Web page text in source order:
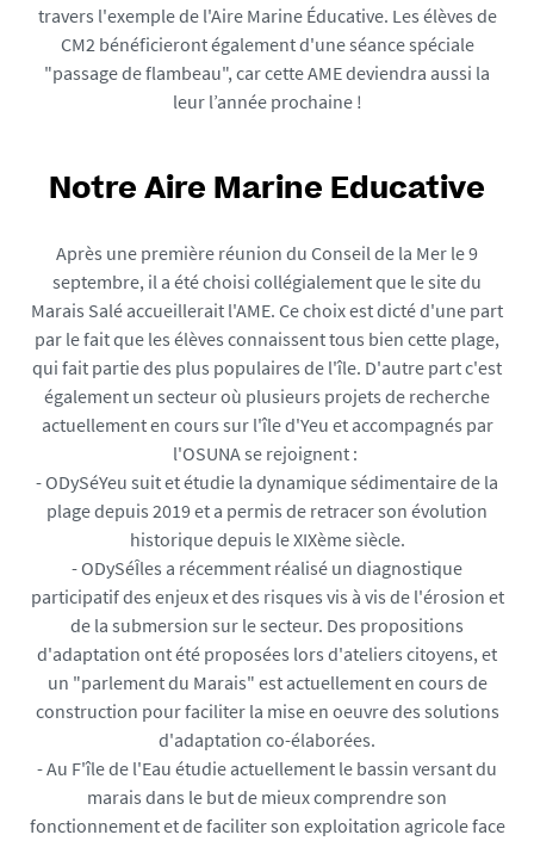
travers l'exemple de l'Aire Marine Éducative. Les élèves de
CM2 bénéficieront également d'une séance spéciale
"passage de flambeau", car cette AME deviendra aussi la
leur l’année prochaine !
Notre Aire Marine Educative
Après une première réunion du Conseil de la Mer le 9
septembre, il a été choisi collégialement que le site du
Marais Salé accueillerait l'AME. Ce choix est dicté d'une part
par le fait que les élèves connaissent tous bien cette plage,
qui fait partie des plus populaires de l'île. D'autre part c'est
également un secteur où plusieurs projets de recherche
actuellement en cours sur l'île d'Yeu et accompagnés par
l'OSUNA se rejoignent :
- ODySéYeu suit et étudie la dynamique sédimentaire de la
plage depuis 2019 et a permis de retracer son évolution
historique depuis le XIXème siècle.
- ODySéÎles a récemment réalisé un diagnostique
participatif des enjeux et des risques vis à vis de l'érosion et
de la submersion sur le secteur. Des propositions
d'adaptation ont été proposées lors d'ateliers citoyens, et
un "parlement du Marais" est actuellement en cours de
construction pour faciliter la mise en oeuvre des solutions
d'adaptation co-élaborées.
- Au F'île de l'Eau étudie actuellement le bassin versant du
marais dans le but de mieux comprendre son
fonctionnement et de faciliter son exploitation agricole face